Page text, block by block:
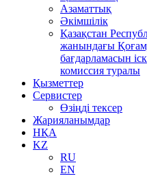
Азаматтық
Әкімшілік
Қазақстан
жанындағы
бағдарламасын
комиссия туралы
Қызметтер
Сервистер
Өзіңді тексер
Жарияланымдар
НҚА
KZ
RU
EN